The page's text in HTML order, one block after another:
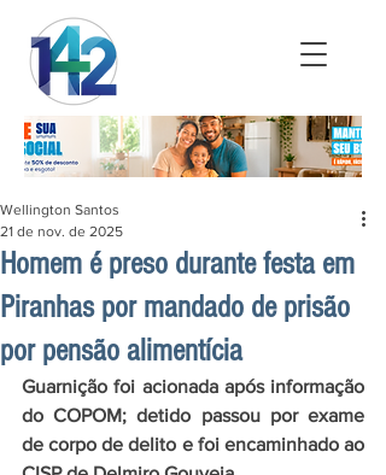
Homem é preso durante festa em
Piranhas por mandado de prisão
por pensão alimentícia
Wellington Santos
21 de nov. de 2025
Guarnição foi acionada após informação
do COPOM; detido passou por exame
de corpo de delito e foi encaminhado ao